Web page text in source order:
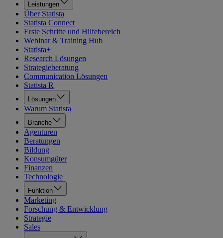
Leistungen
Über Statista
Statista Connect
Erste Schritte und Hilfebereich
Webinar & Training Hub
Statista+
Research Lösungen
Strategieberatung
Communication Lösungen
Statista R
Lösungen
Warum Statista
Branche
Agenturen
Beratungen
Bildung
Konsumgüter
Finanzen
Technologie
Funktion
Marketing
Forschung & Entwicklung
Strategie
Sales